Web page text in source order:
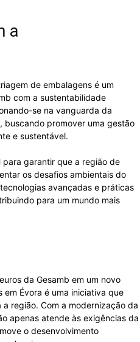
a
de embalagens é um
com a sustentabilidade
se na vanguarda da
buscando promover uma gestão
e sustentável.
para garantir que a região de
os desafios ambientais do
avançadas e práticas
para um mundo mais
da Gesamb em um novo
Évora é uma iniciativa que
região. Com a modernização da
apenas atende às exigências da
o desenvolvimento